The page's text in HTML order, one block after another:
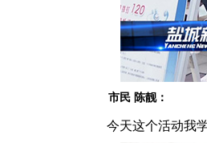
市民 陈靓：
今天这个活动我